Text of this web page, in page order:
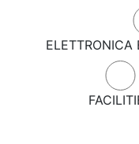
ELETTRONICA